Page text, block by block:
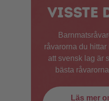
Visste
råvarorna du
att svensk lag är
bästa
Läs mer